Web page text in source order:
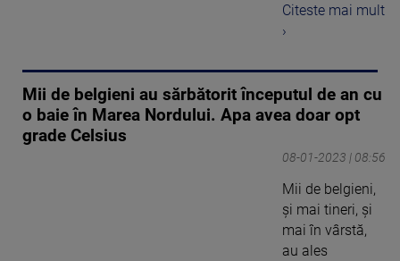
Citeste mai mult
›
Mii de belgieni au sărbătorit începutul de an cu
o baie în Marea Nordului. Apa avea doar opt
grade Celsius
08-01-2023 | 08:56
Mii de belgieni,
şi mai tineri, şi
mai în vârstă,
au ales